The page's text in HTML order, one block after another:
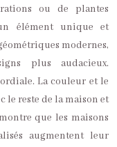
ou de plantes
élément unique et
modernes,
plus audacieux.
La couleur et le
le reste de la maison et
que les maisons
augmentent leur